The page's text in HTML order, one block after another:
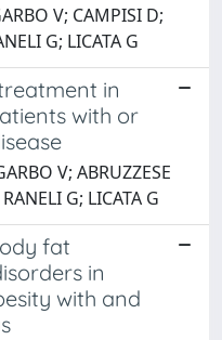
V; CAMPISI D;
G; LICATA G
in
with or
V; ABRUZZESE
G; LICATA G
fat
in
with and